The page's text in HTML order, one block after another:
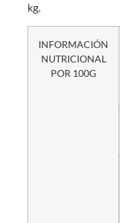
kg.
INFORMACIÓN
NUTRICIONAL
POR 100G